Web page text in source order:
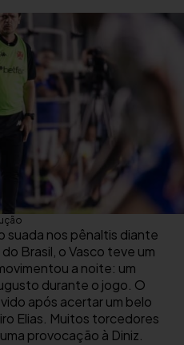
suada nos pênaltis diante
Brasil, o Vasco teve um
a noite: um
durante o jogo. O
após acertar um belo
Elias. Muitos torcedores
provocação à Diniz.